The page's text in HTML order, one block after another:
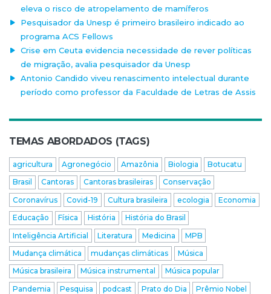
eleva o risco de atropelamento de mamíferos
Pesquisador da Unesp é primeiro brasileiro indicado ao
programa ACS Fellows
Crise em Ceuta evidencia necessidade de rever políticas
de migração, avalia pesquisador da Unesp
Antonio Candido viveu renascimento intelectual durante
período como professor da Faculdade de Letras de Assis
TEMAS ABORDADOS (TAGS)
agricultura Agronegócio Amazônia Biologia
Botucatu
Brasil
Cantoras Cantoras brasileiras
Conservação
Coronavírus
Covid-19 Cultura brasileira ecologia
Economia
Educação
Física História
História do Brasil
Inteligência Artificial
Literatura Medicina
MPB
Mudança climática
mudanças climáticas
Música
Música brasileira
Música instrumental
Música popular
Pandemia
Pesquisa podcast Prato do Dia
Prêmio Nobel